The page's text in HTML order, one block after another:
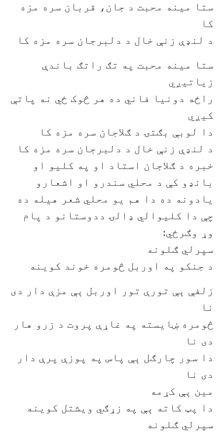
ستا مینه محبت د جان، قربان سره مزه
کا
د لنډې زنې خال د دلبرجان سره مزه کا
ستا مینه محبت په تګ راتګ باندې
زیاتیږي
راځه دونیا فاني ده هر څوک ځي نه پاتې
کیږي
دا لوبې بګتۍ د ګلاجان سره مزه کا
د لنډې زنې خال د دلبرجان سره مزه کا
خبره د ګلاجان استاد او په کلیو او
بانډو کې د محلي سندرو او اشعارو
یادونه ده دا هم یو محلي شعر هیله ده
چې دا کلیوالي ډالۍ ددوستانو د پام
وړ وګرځي:
سپرلي ګلونه
د جنکو په اوربل څومره خوند کوینه
زلفې ېې تورې تور اوربل ېې مزې دار دی
نا
څومره ښايسته په غاړې پروت د زرو هار
دی نا
دا سور چارګل ېې پاس په پوزې پرې دار
دی نا
مين ېې کړمه
دا پټ کاته ېې په زړګي ويشتل کوينه
سپرلي ګلونه